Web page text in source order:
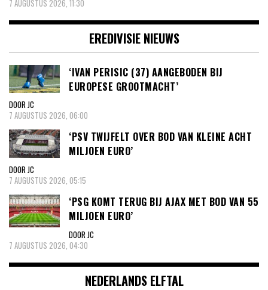
7 AUGUSTUS 2026, 11:30
EREDIVISIE NIEUWS
‘IVAN PERISIC (37) AANGEBODEN BIJ
EUROPESE GROOTMACHT’
DOOR JC
7 AUGUSTUS 2026, 06:00
‘PSV TWIJFELT OVER BOD VAN KLEINE ACHT
MILJOEN EURO’
DOOR JC
7 AUGUSTUS 2026, 05:15
‘PSG KOMT TERUG BIJ AJAX MET BOD VAN 55
MILJOEN EURO’
DOOR JC
7 AUGUSTUS 2026, 04:30
NEDERLANDS ELFTAL